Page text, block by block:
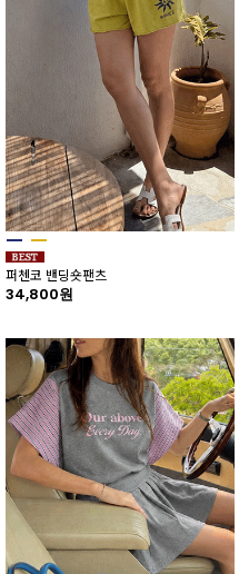
퍼첸코 밴딩숏팬츠
34,800원